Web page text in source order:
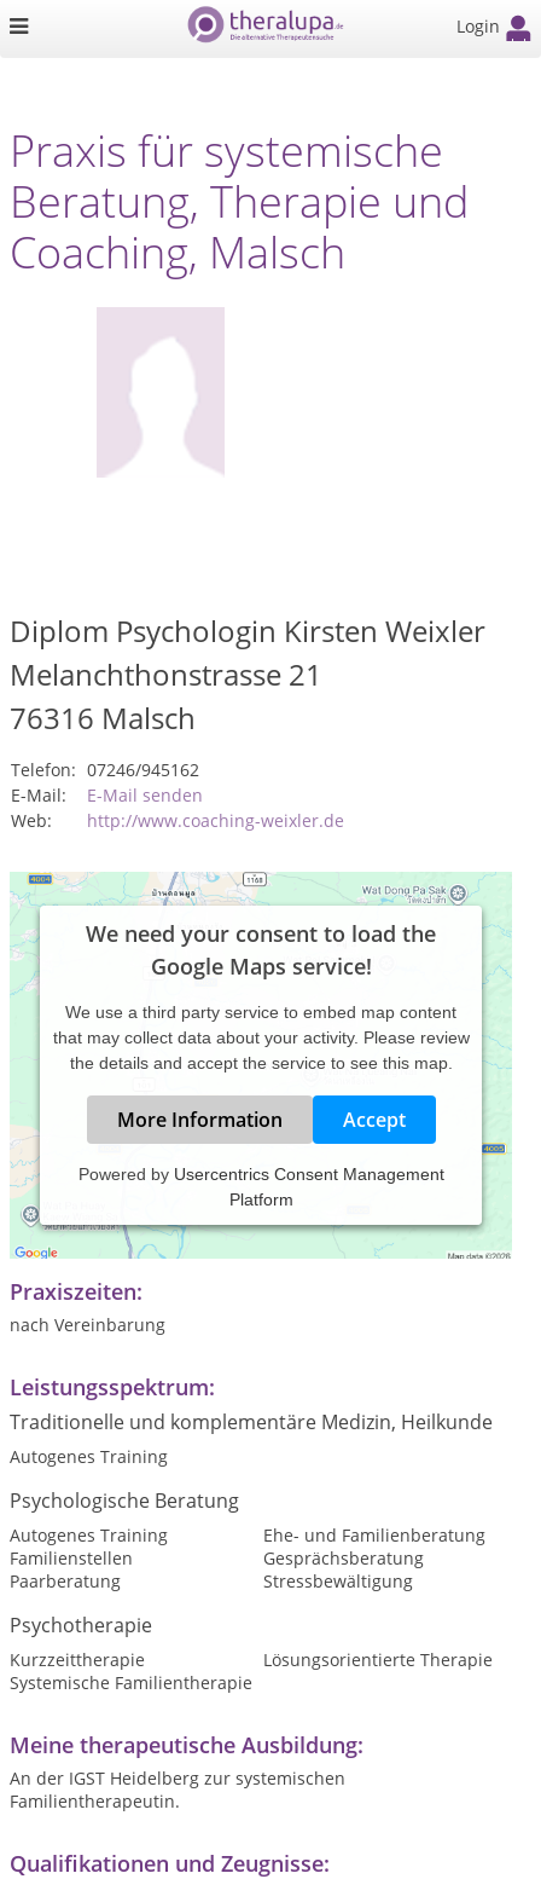
Login
Praxis für systemische
Beratung, Therapie und
Coaching, Malsch
Diplom Psychologin Kirsten Weixler
Melanchthonstrasse 21
76316 Malsch
Telefon: 07246/945162
E-Mail:
E-Mail senden
Web:
http://www.coaching-weixler.de
We need your consent to load the
Google Maps service!
We use a third party service to embed map content
that may collect data about your activity. Please review
the details and accept the service to see this map.
More Information Accept
Powered by Usercentrics Consent Management
Platform
Einzel-, Paar- und Familienberatung, -therapie und -coaching.
Lösungsorientiert, ressourcenorientiert, systemisch.
Praxiszeiten:
nach Vereinbarung
Leistungsspektrum:
Traditionelle und komplementäre Medizin, Heilkunde
Autogenes Training
Psychologische Beratung
Autogenes Training
Ehe- und Familienberatung
Familienstellen
Gesprächsberatung
Paarberatung
Stressbewältigung
Psychotherapie
Kurzzeittherapie
Lösungsorientierte Therapie
Systemische Familientherapie
Meine therapeutische Ausbildung:
An der IGST Heidelberg zur systemischen
Familientherapeutin.
Qualifikationen und Zeugnisse: